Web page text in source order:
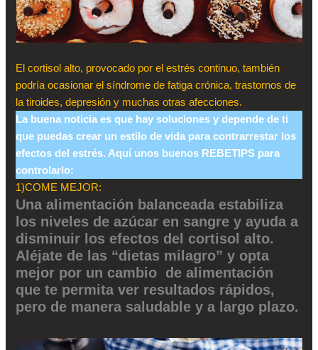
El cortisol alto, provocado por el estrés continuo, también
podría ocasionar el síndrome de fatiga crónica, trastornos de
la tiroides, depresión y muchas otras afecciones.
La buena noticia es que hay soluciones y depende de ti
que puedas crear un estilo de vida para contrarrestar los
efectos del estrés. Aquí unos buenos REBETIPS para
controlarlo:
1)COME MEJOR:
Una alimentación balanceada estabiliza
los niveles de azúcar en sangre y ayuda a
disminuir los efectos del cortisol alto.
Aléjate de las “dietas milagro” y opta
mejor por un cambio de alimentación
que te permita ver resultados rápidos,
pero de manera saludable y a largo plazo.